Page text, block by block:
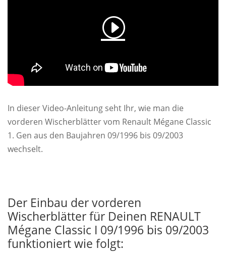
In dieser Video-Anleitung seht Ihr, wie man die
vorderen Wischerblätter vom Renault Mégane Classic
1. Gen aus den Baujahren 09/1996 bis 09/2003
wechselt.
Der Einbau der vorderen
Wischerblätter für Deinen RENAULT
Mégane Classic I 09/1996 bis 09/2003
funktioniert wie folgt: